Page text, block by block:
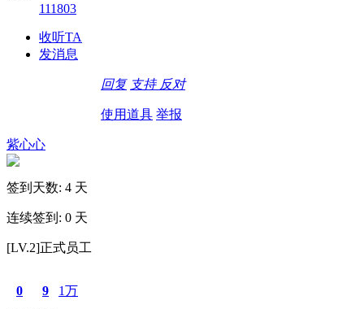
111803
收听TA
发消息
回复 支持 反对
使用道具 举报
紫心心
签到天数: 4 天
连续签到: 0 天
[LV.2]正式员工
0 9 1万